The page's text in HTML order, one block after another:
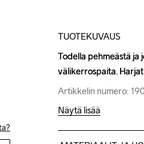
TUOTEKUVAUS
Todella pehmeästä
välikerrospaita.
Artikkelin numero:
Todella pehmeästä
välikerrospaita.
Artikkelin numero:
Näytä lisää